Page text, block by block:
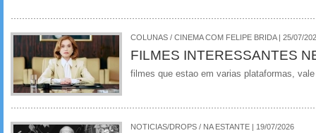
COLUNAS / CINEMA COM FELIPE BRIDA | 25/07/
FILMES INTERESSANTES
filmes que estao em varias plataformas,
NOTICIAS/DROPS / NA ESTANTE | 19/07/2026